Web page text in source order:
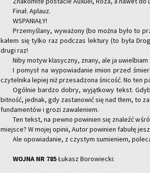
Finał. Aplauz.
WSPA­NIA­ŁY!
Prze­my­śla­ny, wy­wa­żo­ny (bo można było to
ka­łem się tylko raz pod­czas lek­tu­ry (to była
drugi raz!
Niby motyw kla­sycz­ny, znany, ale ja
I po­mysł na wy­po­wia­da­nie imion przed
czy­tel­ni­ka le­piej niż prze­sa­dzo­na śni­cość. No ten
Ogól­nie bar­dzo dobry, wy­jąt­ko­wy tekst.
bit­ność, jed­nak, gdy za­sta­no­wić się nad tłem, to
fun­da­men­tów i grozi za­wa­le­niem.
Ten tekst, na pewno po­wi­nien się zna­leźć
miej­sce? W mojej opi­nii, Autor po­wi­nien fa­bu­łę
Ale opo­wia­da­nie, z czy­stym su­mie­niem,
WOJNA NR 785Łu­kasz Bo­ro­wiec­ki: